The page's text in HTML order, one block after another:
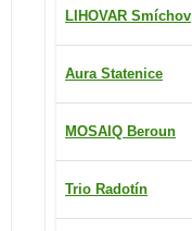
LIHOVAR Smíchov
Aura Statenice
MOSAIQ Beroun
Trio Radotín